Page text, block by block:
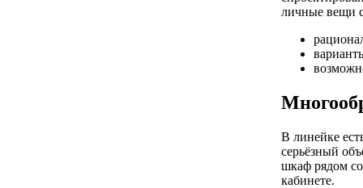
личные вещи
В линейке
серьёзный
шкаф рядом со
кабинете.